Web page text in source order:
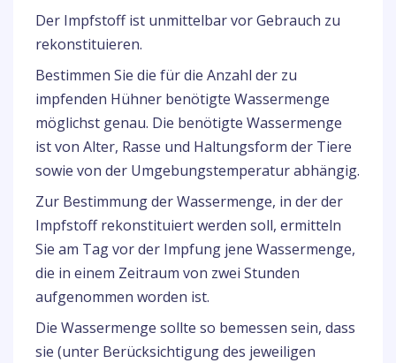
Der Impfstoff ist unmittelbar vor Gebrauch zu
rekonstituieren.
Bestimmen Sie die für die Anzahl der zu
impfenden Hühner benötigte Wassermenge
möglichst genau. Die benötigte Wassermenge
ist von Alter, Rasse und Haltungsform der Tiere
sowie von der Umgebungstemperatur abhängig.
Zur Bestimmung der Wassermenge, in der der
Impfstoff rekonstituiert werden soll, ermitteln
Sie am Tag vor der Impfung jene Wassermenge,
die in einem Zeitraum von zwei Stunden
aufgenommen worden ist.
Die Wassermenge sollte so bemessen sein, dass
sie (unter Berücksichtigung des jeweiligen